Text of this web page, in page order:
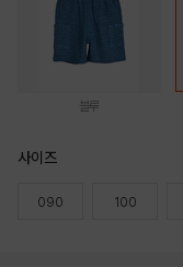
블루
사이즈
090 100